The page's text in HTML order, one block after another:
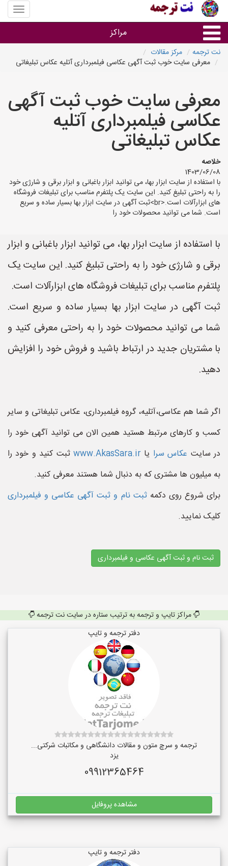
منوی
سایت
ترجمه
مراکز
خدمات ترجمه و تایپ
دفاتر ترجمه شهرها
مرکز تایپ های شهرها
نت ترجمه
مرکز مقالات
معرفی سایت خوب ثبت آگهی عکاسی فیلمبرداری آتلیه عکاس تبلیغاتی
معرفی سایت خوب ثبت آگهی
عکاسی فیلمبرداری آتلیه
عکاس تبلیغاتی
خلاصه
1403/06/08
با استفاده از سایت ابزار بها، می توانید ابزار باغبانی و ابزار برقی و شارژی خود
را به راحتی تبلیغ کنید. این سایت یک پلتفرم مناسب برای تبلیغات فروشگاه
های ابزارآلات است.<br>ثبت آگهی در سایت ابزار بها بسیار ساده و سریع
است. شما می توانید محصولات خود را
با استفاده از سایت ابزار بها، می توانید ابزار باغبانی و ابزار
برقی و شارژی خود را به راحتی تبلیغ کنید. این سایت یک
پلتفرم مناسب برای تبلیغات فروشگاه های ابزارآلات است.
ثبت آگهی در سایت ابزار بها بسیار ساده و سریع است.
شما می توانید محصولات خود را به راحتی معرفی کنید و
با مشتریان جدید در ارتباط باشید و فروش خود را افزایش
دهید.
اگر شما هم عکاسی،آتلیه، گروه فیلمبرداری، عکاس تبلیغاتی و سایر
کسب و کارهای مرتبط هستید همین الان می توانید آگهی خود را
در سایت عکاس سرا یا www.AkasSara.ir ثبت کنید و خود را
به میلیون ها مشتری که به دنبال شما هستند معرفی کنید.
برای شروع روی دکمهثبت نام و ثبت آگهی عکاسی و فیلمبرداری
کلیک نمایید.
ثبت نام و ثبت آگهی عکاسی و فیلمبرداری
مراکز تایپ و ترجمه به ترتیب ستاره در سایت نت ترجمه
دفتر ترجمه و تایپ
ترجمه و سرچ متون و مقالات دانشگاهی و مکاتبات شرکتی...
یزد
09912365464
مشاهده پروفایل
دفتر ترجمه و تایپ